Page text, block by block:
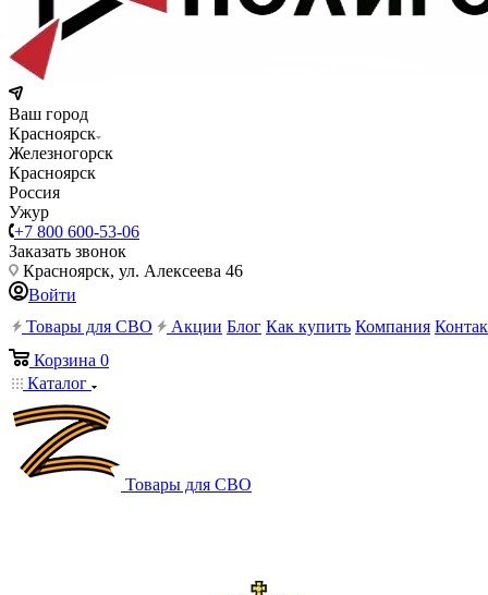
Ваш город
Красноярск
Железногорск
Красноярск
Россия
Ужур
+7 800 600-53-06
Заказать звонок
Красноярск, ул. Алексеева 46
Войти
Товары для СВО
Акции Блог Как купить Компания
Корзина 0
Каталог
Товары для СВО